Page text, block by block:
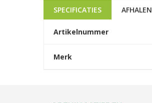
SPECIFICATIES AFHALEN
Artikelnummer
Merk